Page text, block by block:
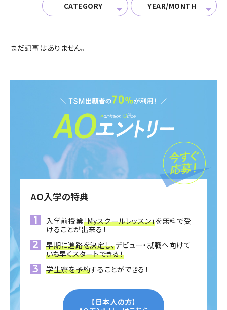
CATEGORY YEAR/MONTH
まだ記事はありません。
AO入学の特典
入学前授業「Myスクールレッスン」を無料で受
けることが出来る！
早期に進路を決定し、デビュー・就職へ向けて
いち早くスタートできる！
学生寮を予約することができる！
【日本人の方】